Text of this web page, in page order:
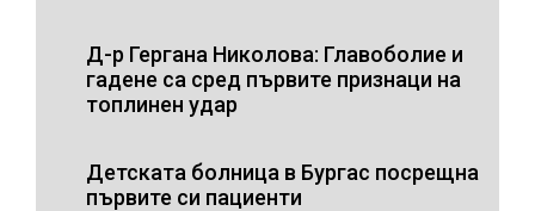
Д-р Гергана Николова: Главоболие и
гадене са сред първите признаци на
топлинен удар
Детската болница в Бургас посрещна
първите си пациенти